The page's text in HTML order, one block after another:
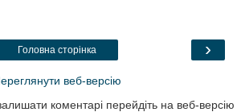
m
›
Головна сторінка
веб-версію
коментарі перейдіть на веб-версію